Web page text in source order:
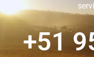
+51